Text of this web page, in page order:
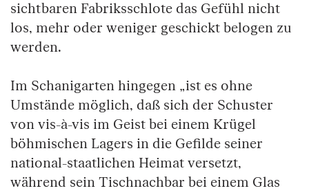
sichtbaren Fabriksschlote das Gefühl nicht
los, mehr oder weniger geschickt belogen zu
werden.
Im Schanigarten hingegen „ist es ohne
Umstände möglich, daß sich der Schuster
von vis-à-vis im Geist bei einem Krügel
böhmischen Lagers in die Gefilde seiner
national-staatlichen Heimat versetzt,
während sein Tischnachbar bei einem Glas